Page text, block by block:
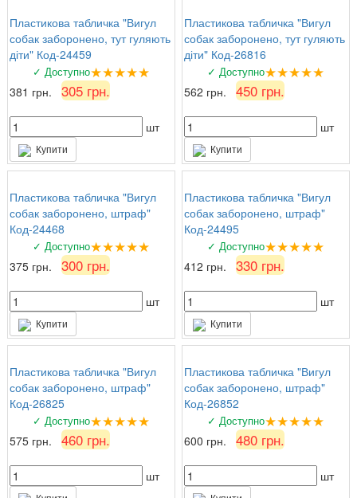
Пластикова табличка "Вигул
собак заборонено, тут гуляють
діти" Код-24459
✓ Доступно★★★★★
381 грн. 305 грн.
шт
Купити
Пластикова табличка "Вигул
собак заборонено, тут гуляють
діти" Код-26816
✓ Доступно★★★★★
562 грн. 450 грн.
шт
Купити
Пластикова табличка "Вигул
собак заборонено, штраф"
Код-24468
✓ Доступно★★★★★
375 грн. 300 грн.
шт
Купити
Пластикова табличка "Вигул
собак заборонено, штраф"
Код-24495
✓ Доступно★★★★★
412 грн. 330 грн.
шт
Купити
Пластикова табличка "Вигул
собак заборонено, штраф"
Код-26825
✓ Доступно★★★★★
575 грн. 460 грн.
шт
Пластикова табличка "Вигул
собак заборонено, штраф"
Код-26852
✓ Доступно★★★★★
600 грн. 480 грн.
шт